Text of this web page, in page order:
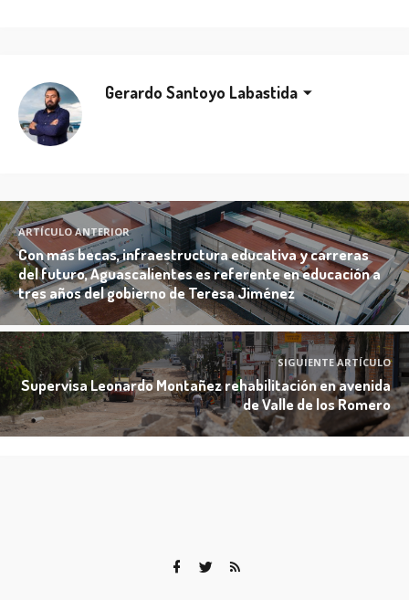
Gerardo Santoyo Labastida
ARTÍCULO ANTERIOR
Con más becas, infraestructura educativa y carreras
del futuro, Aguascalientes es referente en educación a
tres años del gobierno de Teresa Jiménez
SIGUIENTE ARTÍCULO
Supervisa Leonardo Montañez rehabilitación en avenida
de Valle de los Romero